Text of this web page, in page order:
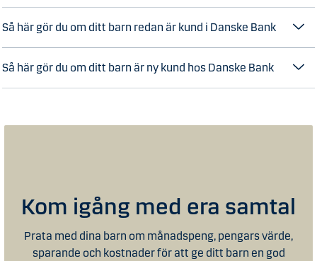
Så här gör du om ditt barn redan är kund i Danske Bank
Så här gör du om ditt barn är ny kund hos Danske Bank
Kom igång med era samtal
Prata med dina barn om månadspeng, pengars värde,
sparande och kostnader för att ge ditt barn en god